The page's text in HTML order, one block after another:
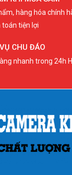
hàng hóa chính
toán tiện lợi
CHU ĐÁO
nhanh trong 24h